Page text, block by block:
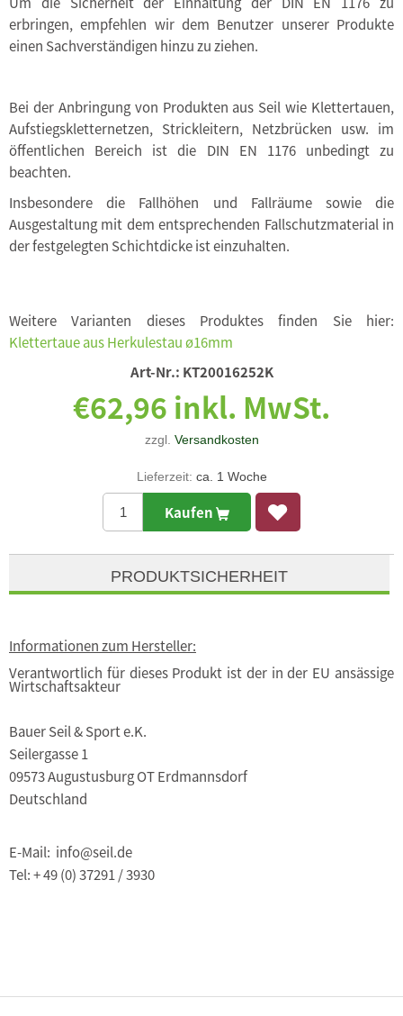
erbringen, empfehlen wir dem Benutzer unserer Produkte
einen Sachverständigen hinzu zu ziehen.
Bei der Anbringung von Produkten aus Seil wie Klettertauen,
Aufstiegskletternetzen, Strickleitern, Netzbrücken usw. im
öffentlichen Bereich ist die DIN EN 1176 unbedingt zu
beachten.
Insbesondere die Fallhöhen und Fallräume sowie die
Ausgestaltung mit dem entsprechenden Fallschutzmaterial in
der festgelegten Schichtdicke ist einzuhalten.
Weitere Varianten dieses Produktes finden Sie hier:
Klettertaue aus Herkulestau ø16mm
Art-Nr.: KT20016252K
€62,96 inkl. MwSt.
zzgl. Versandkosten
Lieferzeit: ca. 1 Woche
Kaufen
PRODUKTSICHERHEIT
Informationen zum Hersteller:
Verantwortlich für dieses Produkt ist der in der EU ansässige
Wirtschaftsakteur
Bauer Seil & Sport e.K.
Seilergasse 1
09573 Augustusburg OT Erdmannsdorf
Deutschland
E-Mail: info@seil.de
Tel: + 49 (0) 37291 / 3930